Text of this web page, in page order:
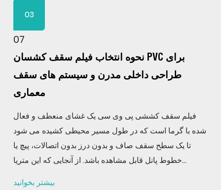
03
07
نحوه انتخاب فیلم سقف کشسان PVC برای
طراحی داخلی مدرن و سیستم های سقف
معماری
فیلم سقف کششی پی وی سی یک غشای منعطف و فعال
شده با گرما است که در طول مسیر محیطی کشیده می شود
تا یک سطح سقف صاف و بدون درز بدون اتصالات، پیچ یا
خطوط پانل قابل مشاهده باشد. از آنجایی که این متریا...
بیشتر بخوانید